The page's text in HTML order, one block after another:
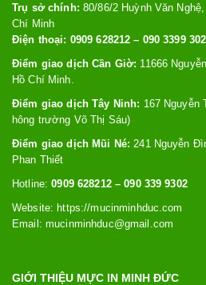
Trụ sở chính: 80/86/2 Huỳnh Văn
Chí Minh
Điện thoại: 0909 628212 – 090 3399 302
Điểm giao dịch Cần Giờ: 11666
Hồ Chí Minh.
Điểm giao dịch Tây Ninh: 167 Nguyễn
hông trường Võ Thị Sáu)
Điểm giao dịch Mũi Né: 241 Nguyễn
Phan Thiết
Hotline:0909 628212 – 090 339 9302
Website: https://mucinminhduc.com
Email: mucinminhduc@gmail.com
GIỚI THIỆU MỰC IN MINH ĐỨC